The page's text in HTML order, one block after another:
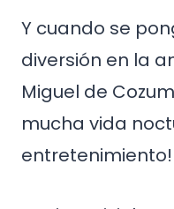
Y cuando se
diversión en la
Miguel de
mucha vida
entretenimiento!